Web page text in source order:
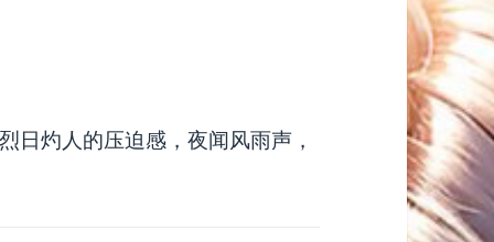
日灼人的压迫感，夜闻风雨声，